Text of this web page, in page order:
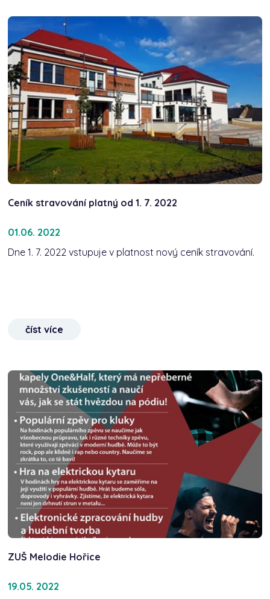
Ceník stravování platný od 1. 7. 2022
01.06. 2022
Dne 1. 7. 2022 vstupuje v platnost nový ceník stravování.
číst více
ZUŠ Melodie Hořice
19.05. 2022